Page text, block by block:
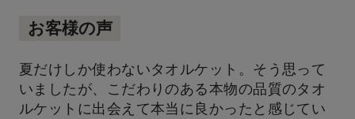
お客様の声
夏だけしか使わないタオルケット。そう思って
いましたが、こだわりのある本物の品質のタオ
ルケットに出会えて本当に良かったと感じてい